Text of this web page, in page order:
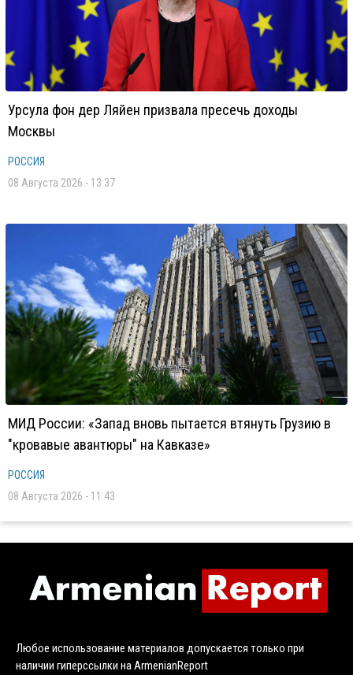
Урсула фон дер Ляйен призвала пресечь доходы
Москвы
РОССИЯ
08 Августа 2026 - 13:37
МИД России: «Запад вновь пытается втянуть Грузию в
"кровавые авантюры" на Кавказе»
РОССИЯ
08 Августа 2026 - 11:43
Любое использование материалов допускается только при
наличии гиперссылки на ArmenianReport